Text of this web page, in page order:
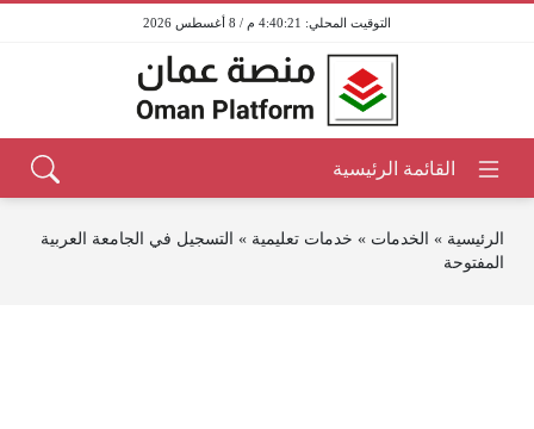
4:40:21 م / 8 أغسطس 2026
الرئيسية » الخدمات » خدمات تعليمية » التسجيل في الجامعة العربية
المفتوحة